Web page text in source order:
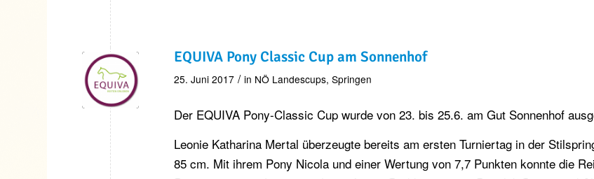
EQUIVA Pony Classic Cup am Sonnenhof
25. Juni 2017 / in NÖ Landescups,Springen
Der EQUIVA Pony-Classic Cup wurde von 23. bis 25.6. am Gut Sonnenhof
Leonie Katharina Mertal überzeugte bereits am ersten Turniertag in der
85 cm. Mit ihrem Pony Nicola und einer Wertung von 7,7 Punkten konnte die